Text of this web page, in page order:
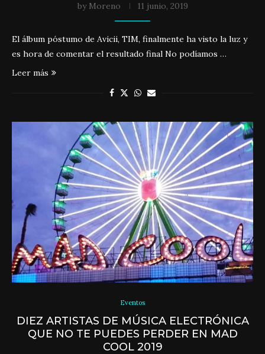
by Moreno 11 junio, 2019
El álbum póstumo de Avicii, TIM, finalmente ha visto la luz y
es hora de comentar el resultado final No podíamos …
Leer más
Eventos
DIEZ ARTISTAS DE MÚSICA ELECTRÓNICA
QUE NO TE PUEDES PERDER EN MAD
COOL 2019